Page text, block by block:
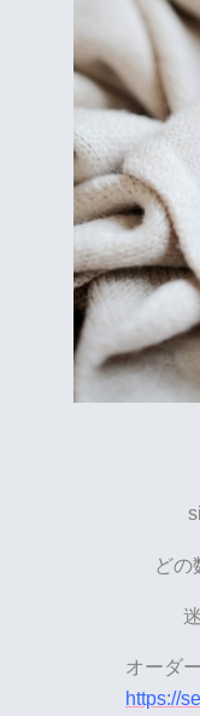
どの
オーダ
https://